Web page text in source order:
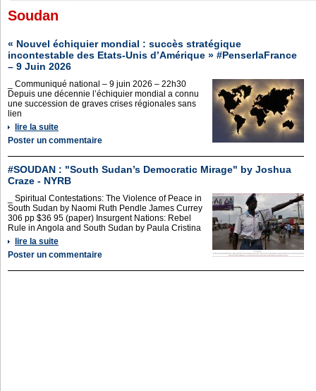
Soudan
« Nouvel échiquier mondial : succès stratégique
incontestable des Etats-Unis d’Amérique » #PenserlaFrance
– 9 Juin 2026
_ Communiqué national – 9 juin 2026 – 22h30
Depuis une décennie l’échiquier mondial a connu
une succession de graves crises régionales sans
lien
lire la suite
Poster un commentaire
#SOUDAN : "South Sudan’s Democratic Mirage" by Joshua
Craze - NYRB
_ Spiritual Contestations: The Violence of Peace in
South Sudan by Naomi Ruth Pendle James Currey
306 pp $36 95 (paper) Insurgent Nations: Rebel
Rule in Angola and South Sudan by Paula Cristina
lire la suite
Poster un commentaire